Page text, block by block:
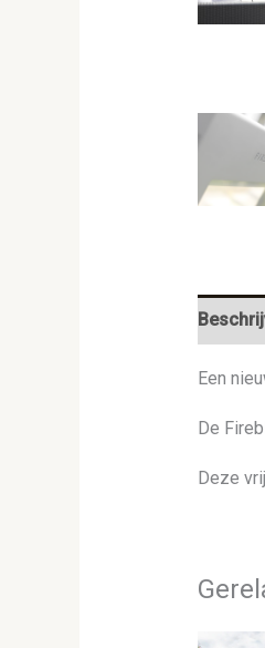
Een
De
Deze